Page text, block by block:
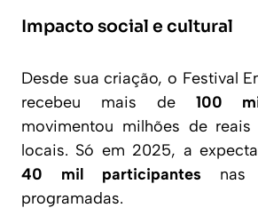
Impacto social e cultural
Desde sua criação, o Festival
recebeu mais de 100
movimentou milhões de reais
locais. Só em 2025, a
40 mil participantes nas
programadas.